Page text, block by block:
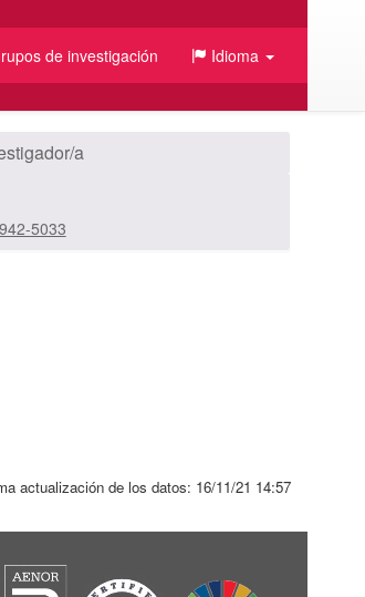
de investigación Idioma
a
5033
actualización de los datos: 16/11/21 14:57